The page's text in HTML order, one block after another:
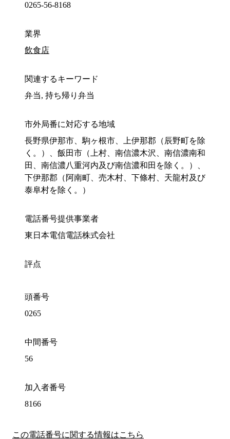
0265-56-8168
業界
飲食店
関連するキーワード
弁当, 持ち帰り弁当
市外局番に対応する地域
長野県伊那市、駒ヶ根市、上伊那郡（辰野町を除
く。）、飯田市（上村、南信濃木沢、南信濃南和
田、南信濃八重河内及び南信濃和田を除く。）、
下伊那郡（阿南町、売木村、下條村、天龍村及び
泰阜村を除く。）
電話番号提供事業者
東日本電信電話株式会社
評点
頭番号
0265
中間番号
56
加入者番号
8166
この電話番号に関する情報はこちら